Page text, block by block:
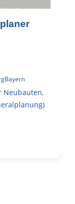
Bayern
Neubauten,